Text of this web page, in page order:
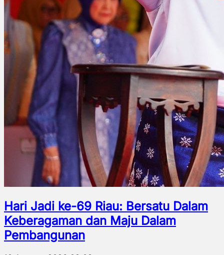
Hari Jadi ke-69 Riau: Bersatu Dalam
Keberagaman dan Maju Dalam
Pembangunan